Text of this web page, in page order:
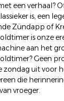
een verhaal?
is, een
Zündapp of
is onze
aan het
Geen
zondag uit voor
die
vroeger.